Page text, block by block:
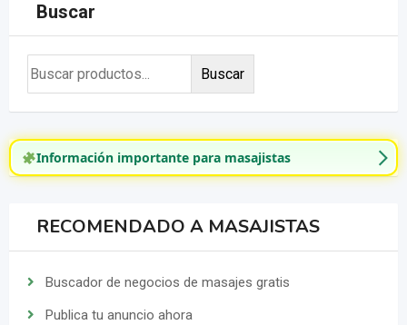
Buscar
Buscar
Información importante para masajistas
RECOMENDADO A MASAJISTAS
Buscador de negocios de masajes gratis
Publica tu anuncio ahora